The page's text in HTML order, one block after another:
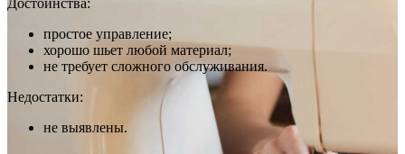
Достоинства:
простое управление;
хорошо шьет любой материал;
не требует сложного обслуживания.
Недостатки:
не выявлены.